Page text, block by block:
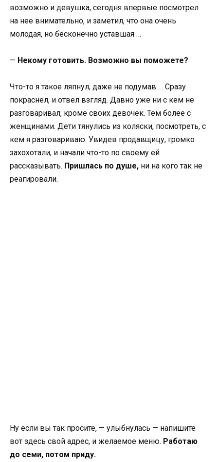
возможно и девушка, сегодня впервые посмотрел
на нее внимательно, и заметил, что она очень
молодая, но бесконечно уставшая …
— Некому готовить. Возможно вы поможете?
Что-то я такое ляпнул, даже не подумав … Сразу
покраснел, и отвел взгляд. Давно уже ни с кем не
разговаривал, кроме своих девочек. Тем более с
женщинами. Дети тянулись из коляски, посмотреть, с
кем я разговариваю. Увидев продавщицу, громко
захохотали, и начали что-то по своему ей
рассказывать. Пришлась по душе, ни на кого так не
реагировали.
Ну если вы так просите, — улыбнулась — напишите
вот здесь свой адрес, и желаемое меню. Работаю
до семи, потом приду.